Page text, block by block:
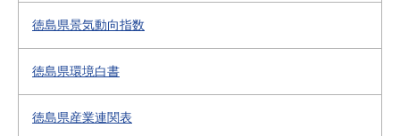
徳島県景気動向指数
徳島県環境白書
徳島県産業連関表